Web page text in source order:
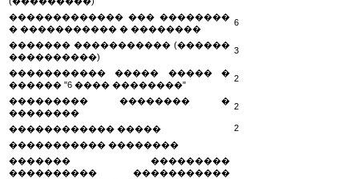
������������� ��� ��������
� ����������� � ��������
6
������� ����������� (������
����������)
3
����������� ����� ����� �
������ "6 ���� ��������"
2
��������� �������� �
��������
2
������������ ����� 2
����������� ��������
������� ���������
���������� �����������